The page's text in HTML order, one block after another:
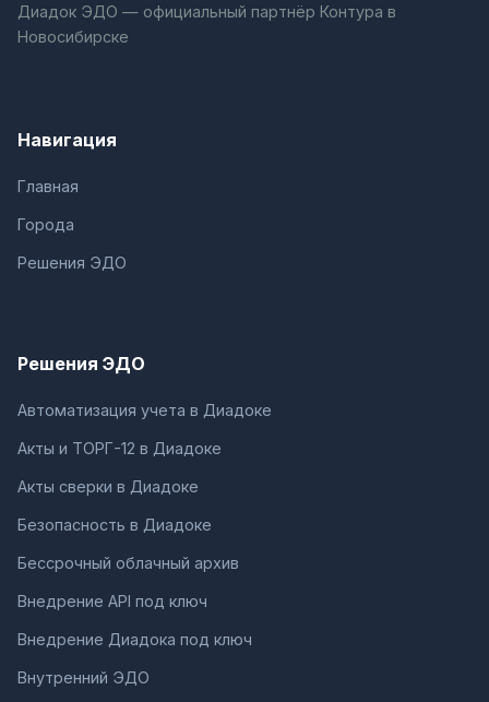
Диадок ЭДО — официальный партнёр Контура в
Новосибирске
Навигация
Главная
Города
Решения ЭДО
Решения ЭДО
Автоматизация учета в Диадоке
Акты и ТОРГ-12 в Диадоке
Акты сверки в Диадоке
Безопасность в Диадоке
Бессрочный облачный архив
Внедрение API под ключ
Внедрение Диадока под ключ
Внутренний ЭДО